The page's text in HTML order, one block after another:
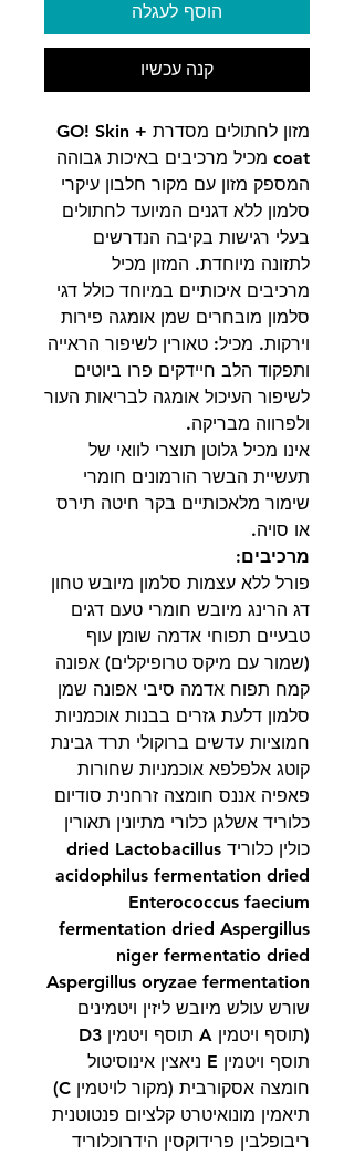
הוסף לעגלה
קנה עכשיו
מזון לחתולים מסדרת GO! Skin +
coat מכיל מרכיבים באיכות גבוהה
המספק מזון עם מקור חלבון עיקרי
סלמון ללא דגנים המיועד לחתולים
בעלי רגישות בקיבה הנדרשים
לתזונה מיוחדת. המזון מכיל
מרכיבים איכותיים במיוחד כולל דגי
סלמון מובחרים שמן אומגה פירות
וירקות. מכיל: טאורין לשיפור הראייה
ותפקוד הלב חיידקים פרו ביוטים
לשיפור העיכול אומגה לבריאות העור
ולפרווה מבריקה.
אינו מכיל גלוטן תוצרי לוואי של
תעשיית הבשר הורמונים חומרי
שימור מלאכותיים בקר חיטה תירס
או סויה.
מרכיבים:
פורל ללא עצמות סלמון מיובש טחון
דג הרינג מיובש חומרי טעם דגים
טבעיים תפוחי אדמה שומן עוף
(שמור עם מיקס טרופיקלים) אפונה
קמח תפוח אדמה סיבי אפונה שמן
סלמון דלעת גזרים בבנות אוכמניות
חמוציות עדשים ברוקולי תרד גבינת
קוטג אלפלפא אוכמניות שחורות
פאפיה אננס חומצה זרחנית סודיום
כלוריד אשלגן כלורי מתיונין תאורין
כולין כלוריד dried Lactobacillus
acidophilus fermentation dried
Enterococcus faecium
fermentation dried Aspergillus
niger fermentatio dried
Aspergillus oryzae fermentation
שורש עולש מיובש ליזין ויטמינים
(תוסף ויטמין A תוסף ויטמין D3
תוסף ויטמין E ניאצין אינוסיטול
חומצה אסקורבית (מקור לויטמין C)
תיאמין מונואיטרט קלציום פנטוטנית
ריבופלבין פרידוקסין הידרוכלוריד